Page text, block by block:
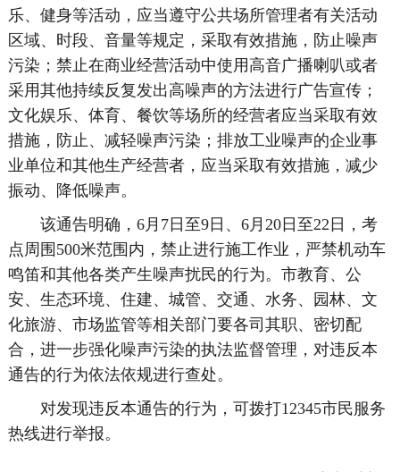
乐、健身等活动，应当遵守公共场所管理者有关活动
区域、时段、音量等规定，采取有效措施，防止噪声
污染；禁止在商业经营活动中使用高音广播喇叭或者
采用其他持续反复发出高噪声的方法进行广告宣传；
文化娱乐、体育、餐饮等场所的经营者应当采取有效
措施，防止、减轻噪声污染；排放工业噪声的企业事
业单位和其他生产经营者，应当采取有效措施，减少
振动、降低噪声。
该通告明确，6月7日至9日、6月20日至22日，考
点周围500米范围内，禁止进行施工作业，严禁机动车
鸣笛和其他各类产生噪声扰民的行为。市教育、公
安、生态环境、住建、城管、交通、水务、园林、文
化旅游、市场监管等相关部门要各司其职、密切配
合，进一步强化噪声污染的执法监督管理，对违反本
通告的行为依法依规进行查处。
对发现违反本通告的行为，可拨打12345市民服务
热线进行举报。